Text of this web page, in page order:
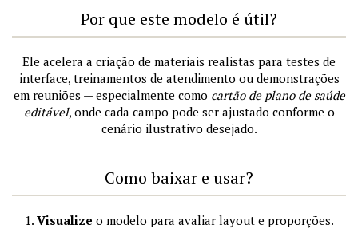
Por que este modelo é útil?
Ele acelera a criação de materiais realistas para testes de
interface, treinamentos de atendimento ou demonstrações
em reuniões — especialmente como cartão de plano de saúde
editável, onde cada campo pode ser ajustado conforme o
cenário ilustrativo desejado.
Como baixar e usar?
1. Visualize o modelo para avaliar layout e proporções.